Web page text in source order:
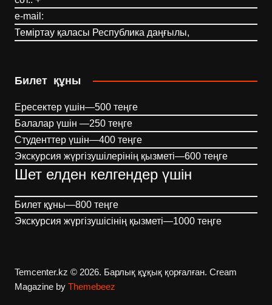
e-mail:
Теміртау қаласы Республика даңғылы,
Билет құны
Ересектер үшін—500 теңге
Балалар үшін —250 теңге
Студенттер үшін—400 теңге
Экскурсия жүргізушілерінің қызметі—600 теңге
Шет елден келгендер үшін
Билет құны—800 теңге
Экскурсия жүргізушісінің қызметі—1000 теңге
Temcenter.kz © 2026. Барлық құқық қорғалған. Cream
Magazine by Themebeez